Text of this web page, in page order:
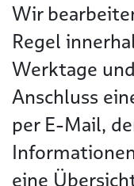
Wir
Regel
Werktage
Anschluss
per E-Mail,
eine